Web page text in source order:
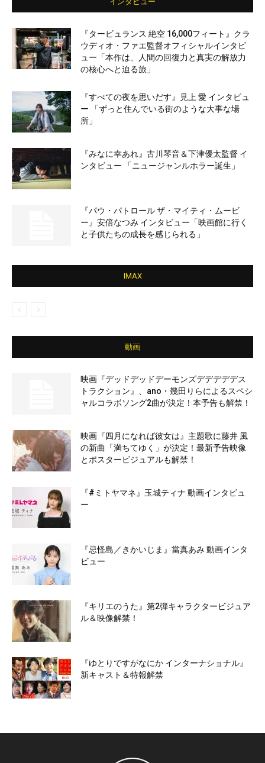
『タービュランス 絶空 16,000フィート』クラ
ウディオ・ファエ監督オフィシャルインタビ
ュー「本作は、人間の回復力と真実の解放力
の核心へと迫る旅」
『すべての夜を思いだす』見上 愛 インタビュ
ー 「ずっと住んでいる街のような大事な場
所」
『みなに幸あれ』古川琴音＆下津優太監督 イ
ンタビュー 「ニュージャンルホラー誕生」
『パウ・パトロール ザ・マイティ・ムービ
ー』安倍なつみ インタビュー「映画館に行く
と子供たちの成長を感じられる」
IMAX
動画
映画『デッドデッドデーモンズデデデデデス
トラクション』、ano・幾田りらによるスペシ
ャルコラボソング2曲が決定！本予告も解禁！
映画『四月になれば彼女は』主題歌に藤井 風
の新曲「満ちてゆく」が決定！最新予告映像
とポスタービジュアルも解禁！
『#ミトヤマネ』玉城ティナ 動画インタビュ
ー
『忌怪島／きかいじま』當真あみ 動画インタ
ビュー
『キリエのうた』第2弾キャラクタービジュア
ル＆映像解禁！
『ゆとりですがなにか インターナショナル』
新キャスト＆特報解禁